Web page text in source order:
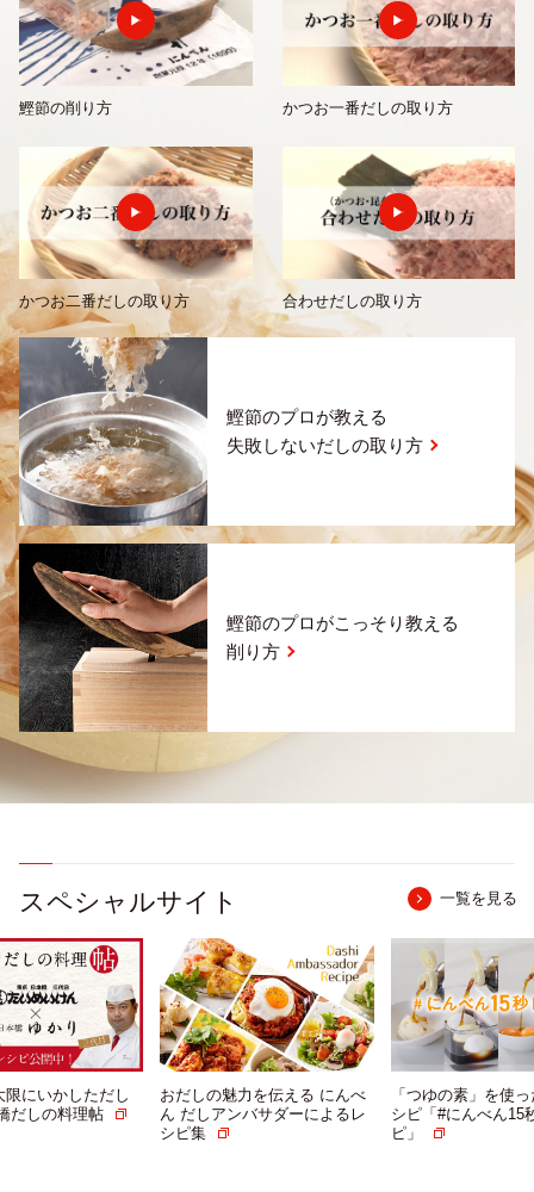
鰹節の削り方 かつお一番だしの取り方
かつお二番だしの取り方 合わせだしの取り方
鰹節のプロが教える
失敗しないだしの取り方
鰹節のプロがこっそり教える
削り方
スペシャルサイト
限にいかしただし
だしの料理帖
おだしの魅力を伝える にんべ
ん だしアンバサダーによるレ
シピ集
「つゆの素」を使
シピ「#にんべん15
ピ」
一覧を見る